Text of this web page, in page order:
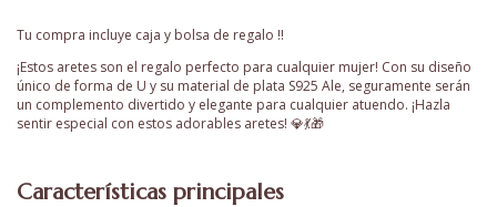
Tu compra incluye caja y bolsa de regalo !!
¡Estos aretes son el regalo perfecto para cualquier mujer! Con su diseño
único de forma de U y su material de plata S925 Ale, seguramente serán
un complemento divertido y elegante para cualquier atuendo. ¡Hazla
sentir especial con estos adorables aretes! 💎💃🎁
Características principales